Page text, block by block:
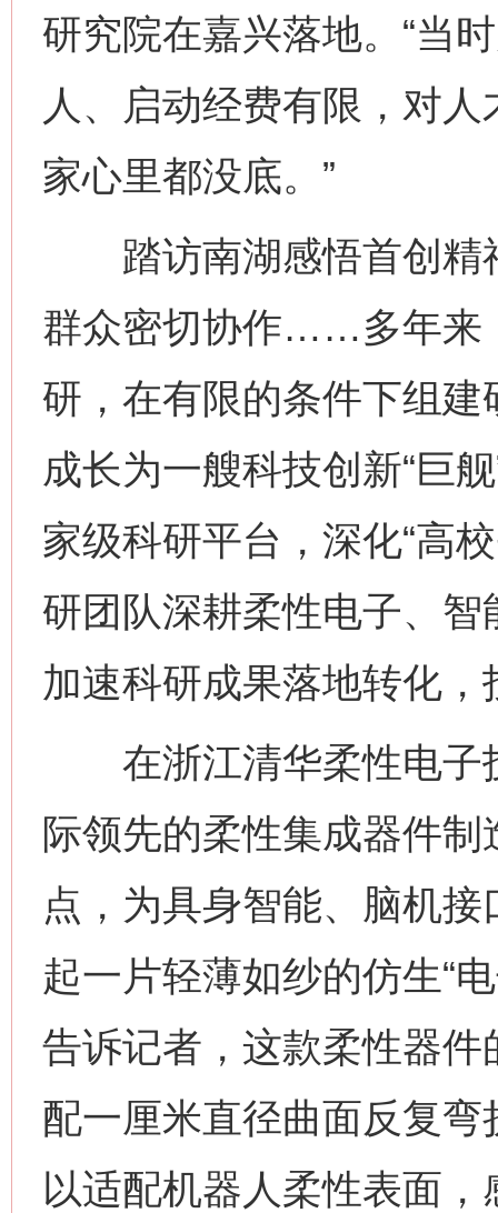
研究院在嘉兴落地。“当
人、启动经费有限，对
家心里都没底。”
踏访南湖感悟首创精
群众密切协作……多年来
研，在有限的条件下组
成长为一艘科技创新“巨
家级科研平台，深化“高
研团队深耕柔性电子、
加速科研成果落地转化
在浙江清华柔性电子
际领先的柔性集成器件
点，为具身智能、脑机
起一片轻薄如纱的仿生“
告诉记者，这款柔性器
配一厘米直径曲面反复弯
以适配机器人柔性表面